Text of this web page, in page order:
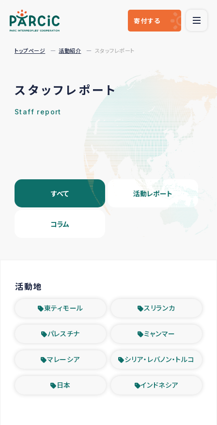
寄付する
トップページ 活動紹介 スタッフレポート
スタッフレポート
Staff report
すべて 活動レポート
コラム
活動地
東ティモール スリランカ
パレスチナ ミャンマー
マレーシア シリア・レバノン・トルコ
日本 インドネシア